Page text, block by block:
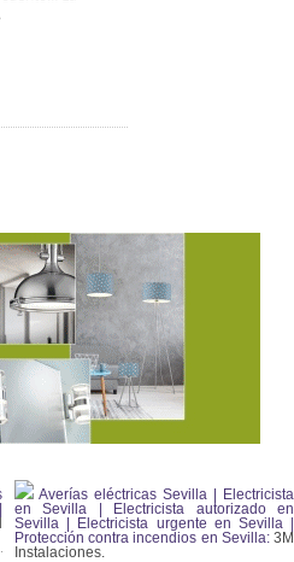
Averías eléctricas Sevilla | Electricista
en Sevilla | Electricista autorizado en
Sevilla | Electricista urgente en Sevilla |
Protección contra incendios en Sevilla:3M
Instalaciones.